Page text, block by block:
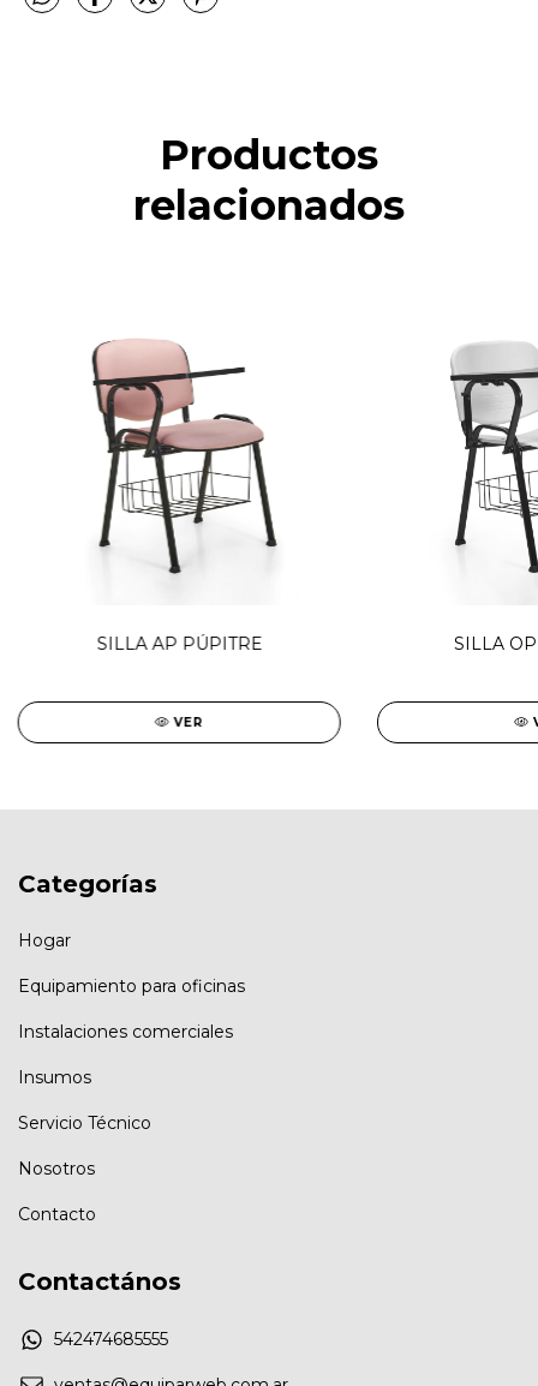
Productos
relacionados
SILLA AP PÚPITRE
VER
SILLA
Categorías
Hogar
Equipamiento para oficinas
Instalaciones comerciales
Insumos
Servicio Técnico
Nosotros
Contacto
Contactános
542474685555